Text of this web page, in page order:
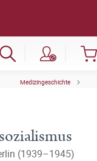
Medizingeschichte
(1939–1945)